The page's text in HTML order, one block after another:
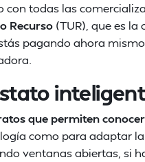
todas las
Recurso (TUR), que es
pagando ahora
que permiten
como para adaptar
ventanas abiertas, si